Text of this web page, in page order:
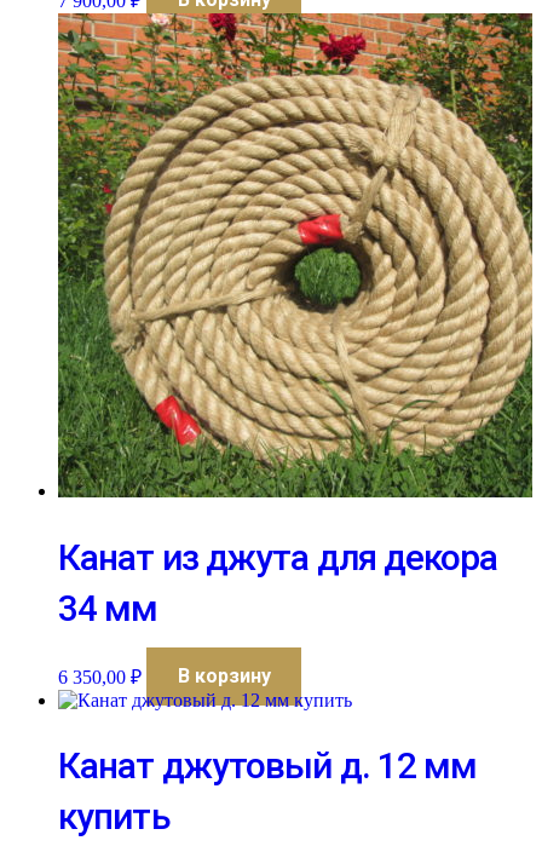
Канат из джута для декора
34 мм
6 350,00 ₽ В корзину
Канат джутовый д. 12 мм
купить